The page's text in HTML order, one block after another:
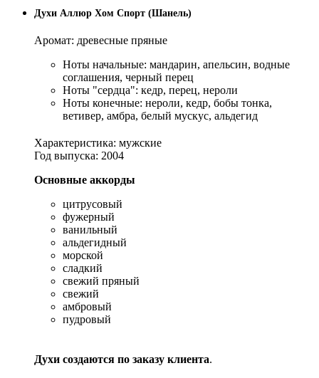
Духи Аллюр Хом Спорт (Шанель)
Аромат: древесные пряные
Ноты начальные: мандарин, апельсин, водные
соглашения, черный перец
Ноты "сердца": кедр, перец, нероли
Ноты конечные: нероли, кедр, бобы тонка,
ветивер, амбра, белый мускус, альдегид
Характеристика: мужские
Год выпуска: 2004
Основные аккорды
цитрусовый
фужерный
ванильный
альдегидный
морской
сладкий
свежий пряный
свежий
амбровый
пудровый
Духи создаются по заказу клиента.